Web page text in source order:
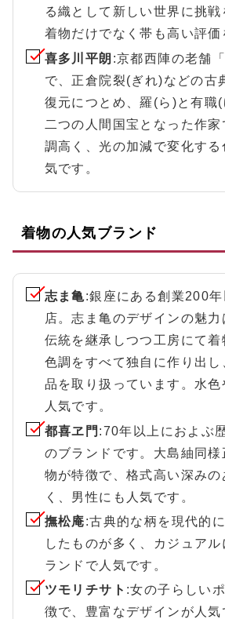
る織として新しい世界に挑戦
着物だけでなく帯も高い評価
喜多川平朗 :京都西陣の老舗
で、正倉院裂(ぎれ)などの古
復元につとめ、羅(ら)と有職
二つの人間国宝となった作
調高く、光の加減で変化する
気です。
着物の人気ブランド
志ま亀:銀座にある創業200
店。志ま亀のデザインの魅力
伝統を継承しつつ工房にて
色調をすべて独自に作り出
品を取り扱っています。水
人気です。
都喜ヱ門 :70年以上におよぶ
のブランドです。大島紬同
物が特徴で、格式高い深みの
く、男性にも人気です。
撫松庵:古典的な柄を現代的
したものが多く、カジュア
ランドで人気です。
ツモリチサト :女の子らしい
徴で、豊富なデザインが人気